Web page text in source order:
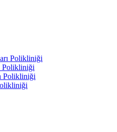
Polikliniği